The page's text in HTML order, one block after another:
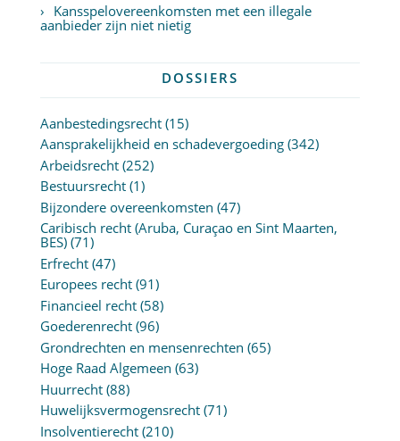
Kansspelovereenkomsten met een illegale
aanbieder zijn niet nietig
DOSSIERS
Aanbestedingsrecht(15)
Aansprakelijkheid en schadevergoeding(342)
Arbeidsrecht(252)
Bestuursrecht(1)
Bijzondere overeenkomsten (47)
Caribisch recht (Aruba, Curaçao en Sint Maarten,
BES)(71)
Erfrecht(47)
Europees recht(91)
Financieel recht(58)
Goederenrecht(96)
Grondrechten en mensenrechten (65)
Hoge Raad Algemeen (63)
Huurrecht(88)
Huwelijksvermogensrecht(71)
Insolventierecht(210)